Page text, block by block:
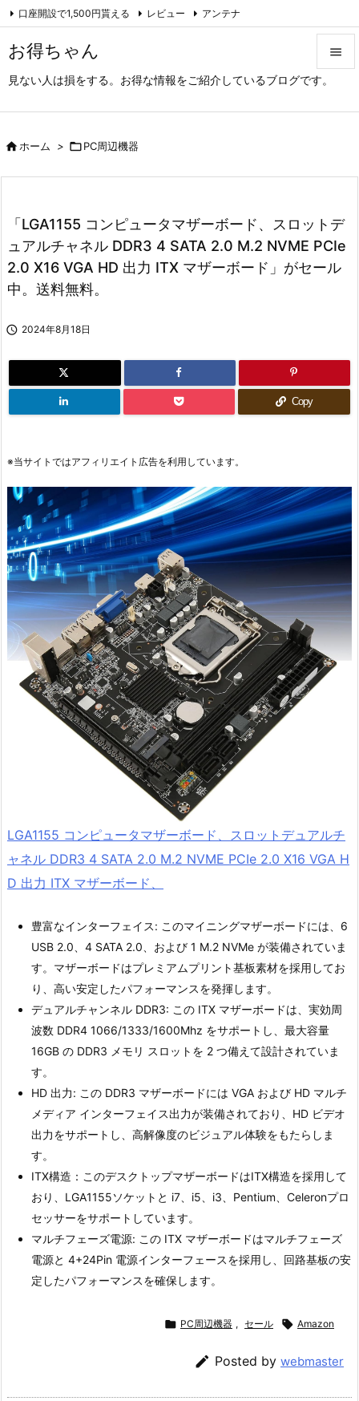
お得ちゃん
見ない人は損をする。お得な情報をご紹介しているブログです。

次へ

検索
口座開設で1,500円貰える レビュー アンテナ
アーカイブ（旧サイト）
ホーム > PC周辺機器
「LGA1155 コンピュータマザーボード、スロットデ
ュアルチャネル DDR3 4 SATA 2.0 M.2 NVME PCIe
2.0 X16 VGA HD 出力 ITX マザーボード」がセール
中。送料無料。
 2024年8月18日
Copy
※当サイトではアフィリエイト広告を利用しています。
LGA1155 コンピュータマザーボード、スロットデュアルチ
ャネル DDR3 4 SATA 2.0 M.2 NVME PCIe 2.0 X16 VGA H
D 出力 ITX マザーボード、
豊富なインターフェイス: このマイニングマザーボードには、6
USB 2.0、4 SATA 2.0、および 1 M.2 NVMe が装備されていま
す。マザーボードはプレミアムプリント基板素材を採用してお
り、高い安定したパフォーマンスを発揮します。
デュアルチャンネル DDR3: この ITX マザーボードは、実効周
波数 DDR4 1066/1333/1600Mhz をサポートし、最大容量
16GB の DDR3 メモリ スロットを 2 つ備えて設計されていま
す。
HD 出力: この DDR3 マザーボードには VGA および HD マルチ
メディア インターフェイス出力が装備されており、HD ビデオ
出力をサポートし、高解像度のビジュアル体験をもたらしま
す。
ITX構造：このデスクトップマザーボードはITX構造を採用して
おり、LGA1155ソケットと i7、i5、i3、Pentium、Celeronプロ
セッサーをサポートしています。
マルチフェーズ電源: この ITX マザーボードはマルチフェーズ
電源と 4+24Pin 電源インターフェースを採用し、回路基板の安
定したパフォーマンスを確保します。
 PC周辺機器 , セール  Amazon
 Posted by webmaster